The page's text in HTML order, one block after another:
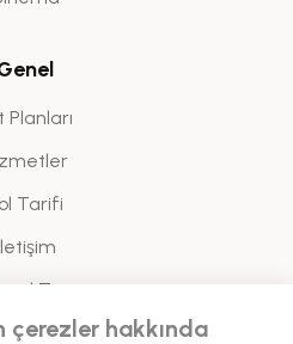
çerezler hakkında
Planları
Tarifi
Tur